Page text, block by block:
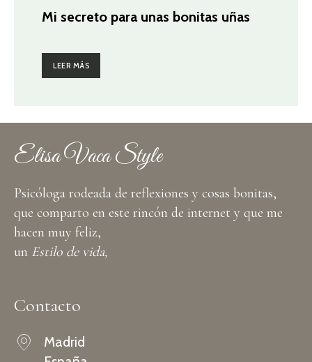
Mi secreto para unas bonitas uñas
LEER MÁS
Elisa Vaca Style
Psicóloga rodeada de reflexiones y cosas bonitas,
que comparto en este rincón de internet y que me
hacen muy feliz,
un Estilo de vida,
Contacto
Madrid